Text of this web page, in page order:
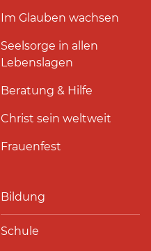
Im Glauben wachsen
Seelsorge in allen
Lebenslagen
Beratung & Hilfe
Christ sein weltweit
Frauenfest
Bildung
Schule